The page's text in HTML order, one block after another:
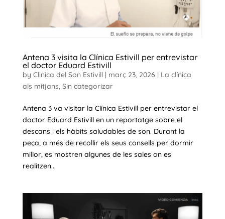
Antena 3 visita la Clínica Estivill per entrevistar
el doctor Eduard Estivill
by Clinica del Son Estivill| març 23, 2026 | La clínica
als mitjans, Sin categorizar
Antena 3 va visitar la Clínica Estivill per entrevistar el
doctor Eduard Estivill en un reportatge sobre el
descans i els hàbits saludables de son. Durant la
peça, a més de recollir els seus consells per dormir
millor, es mostren algunes de les sales on es
realitzen...